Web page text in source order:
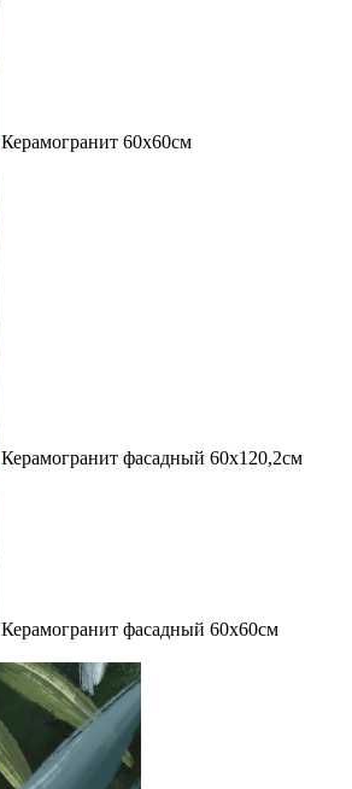
Керамогранит 60x60см
Керамогранит фасадный 60x120,2см
Керамогранит фасадный 60x60см